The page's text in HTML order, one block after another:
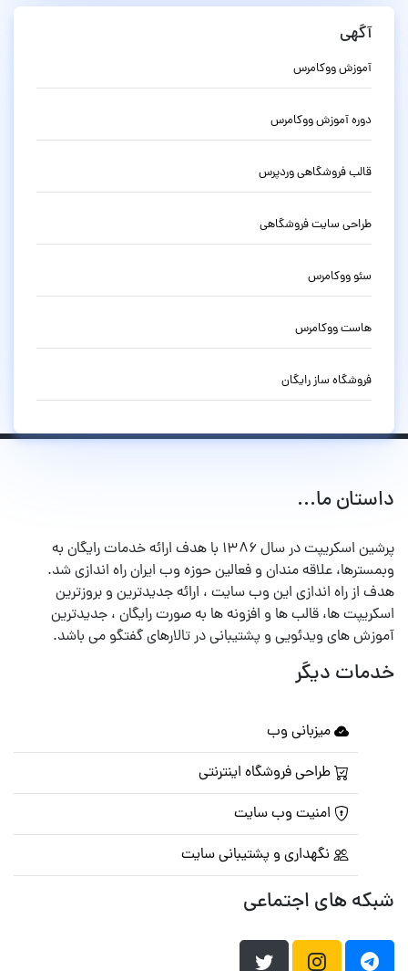
آگهی
آموزش ووکامرس
دوره آموزش ووکامرس
قالب فروشگاهی وردپرس
طراحی سایت فروشگاهی
سئو ووکامرس
هاست ووکامرس
فروشگاه ساز رایگان
داستان ما...
پرشین اسکریپت در سال ۱۳۸۶ با هدف ارائه خدمات رایگان به
وبمسترها، علاقه مندان و فعالین حوزه وب ایران راه اندازی شد.
هدف از راه اندازی این وب سایت ، ارائه جدیدترین و بروزترین
اسکریپت ها، قالب ها و افزونه ها به صورت رایگان ، جدیدترین
آموزش های ویدئویی و پشتیبانی در تالارهای گفتگو می باشد.
خدمات دیگر
میزبانی وب
طراحی فروشگاه اینترنتی
امنیت وب سایت
نگهداری و پشتیبانی سایت
شبکه های اجتماعی